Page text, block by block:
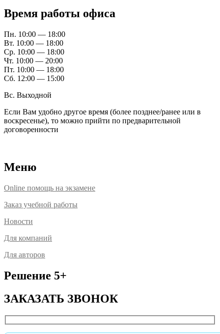
Время работы офиса
Пн. 10:00 — 18:00
Вт. 10:00 — 18:00
Ср. 10:00 — 18:00
Чт. 10:00 — 20:00
Пт. 10:00 — 18:00
Сб. 12:00 — 15:00
Вс. Выходной
Если Вам удобно другое время (более позднее/ранее или в
воскресенье), то можно прийти по предварительной
договоренности
Меню
Online помощь на экзамене
Заказ учебной работы
Новости
Для компаний
Для авторов
Решение 5+
ЗАКАЗАТЬ ЗВОНОК